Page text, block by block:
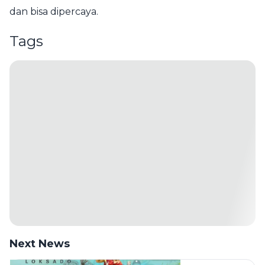
dan bisa dipercaya.
Tags
Next News